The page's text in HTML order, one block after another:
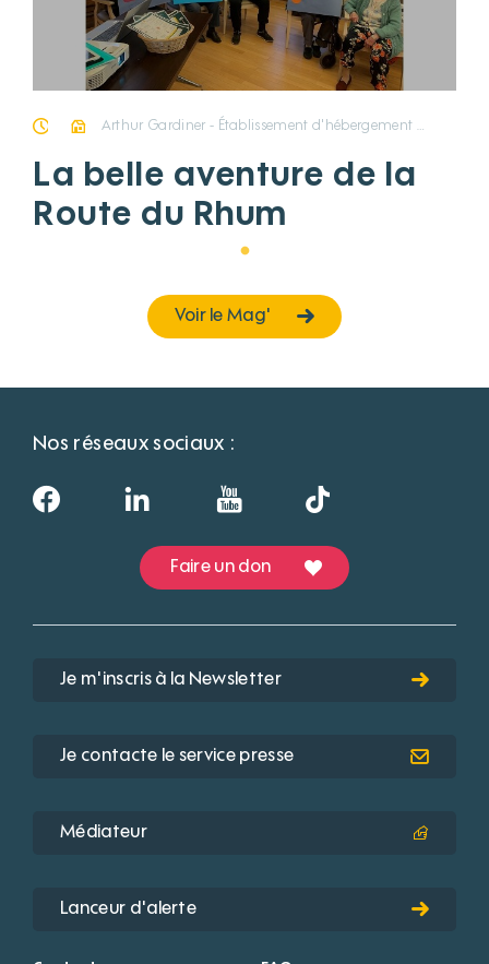
14/12/2022Arthur Gardiner - Établissement d'hébergement pour personnes âgées dépendantes Arthur Gardiner - Soins de Suite et Réadaptation Clodomir Arnaud Galathea Heol L'Argentière L'Oeillet des Pins Le Bastidou Le Sacré-Cœur Les Flamboyants Les Lacs d'Orient - Établissements d’accueil médicalisés Les Lacs d'Orient - Foyer de Vie
La belle aventure de la
Route du Rhum
Voir le Mag'
Nos réseaux sociaux :
Faire un don
Je m'inscris à la Newsletter
Je contacte le service presse
Médiateur
Lanceur d'alerte